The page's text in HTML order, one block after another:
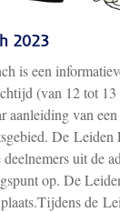
2023
is een
(van 12 tot 13
aanleiding van
De
uit de
op. De
Tijdens de